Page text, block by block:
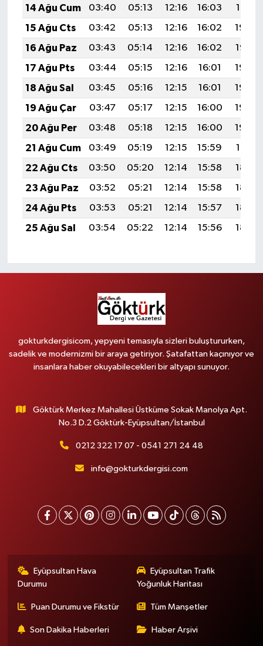
14 Ağu Cum
03:40 05:13 12:16 16:03
19:10
15 Ağu Cts
03:42 05:13 12:16 16:02
19:09
16 Ağu Paz
03:43 05:14 12:16 16:02
19:07
17 Ağu Pts
03:44 05:15 12:16 16:01
19:06
18 Ağu Sal
03:45 05:16 12:15 16:01
19:05
19 Ağu Çar
03:47 05:17 12:15 16:00
19:03
20 Ağu Per
03:48 05:18 12:15 16:00
19:02
21 Ağu Cum
03:49 05:19 12:15 15:59
19:01
22 Ağu Cts
03:50 05:20 12:14 15:58
18:59
23 Ağu Paz
03:52 05:21 12:14 15:58
18:58
24 Ağu Pts
03:53 05:21 12:14 15:57
18:57
25 Ağu Sal
03:54 05:22 12:14 15:56 18:55
gokturkdergisicom, yepyeni temasıyla sizleri buluştururken,
sadelik ve modernizmi bir araya getiriyor. Şatafattan kaçınıyor ve
insanlara haber okuyabilecekleri bir altyapı sunuyor.
Göktürk Merkez Mahallesi Üstküme Sokak Manolya Apt.
No.3 D.2 Göktürk-Eyüpsultan/İstanbul
0212 322 17 07 - 0541 271 24 48
info@gokturkdergisi.com
Eyüpsultan Hava
Durumu
Eyüpsultan Trafik
Yoğunluk Haritası
Puan Durumu ve Fikstür Tüm Manşetler
Son Dakika Haberleri Haber Arşivi